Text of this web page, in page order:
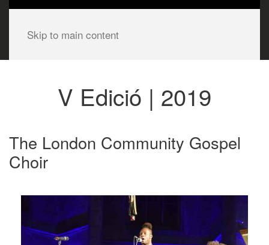
Skip to main content
V Edició | 2019
The London Community Gospel
Choir